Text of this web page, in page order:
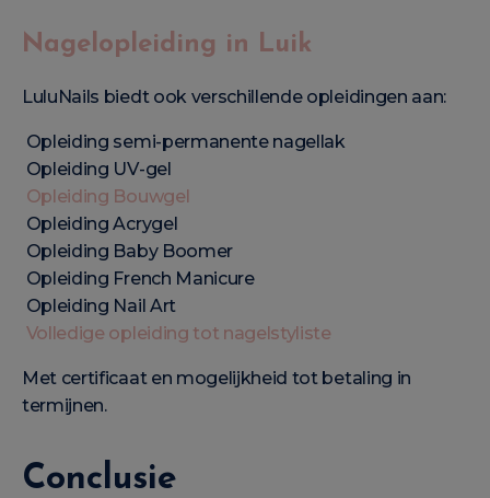
Nagelopleiding in Luik
LuluNails biedt ook verschillende opleidingen aan:
Opleiding semi-permanente nagellak
Opleiding UV-gel
Opleiding Bouwgel
Opleiding Acrygel
Opleiding Baby Boomer
Opleiding French Manicure
Opleiding Nail Art
Volledige opleiding tot nagelstyliste
Met certificaat en mogelijkheid tot betaling in
termijnen.
Conclusie